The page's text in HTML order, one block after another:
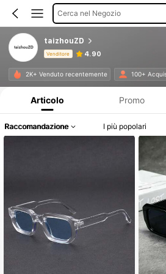
Cerca nel Negozio
taizhouZD
Venditore 4.90
2K+ Venduto recentemente 100+
Articolo Promo
Raccomandazione I più popolari